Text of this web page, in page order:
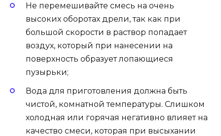
Не перемешивайте смесь на очень
высоких оборотах дрели, так как при
большой скорости в раствор попадает
воздух, который при нанесении на
поверхность образует лопающиеся
пузырьки;
Вода для приготовления должна быть
чистой, комнатной температуры. Слишком
холодная или горячая негативно влияет на
качество смеси, которая при высыхании